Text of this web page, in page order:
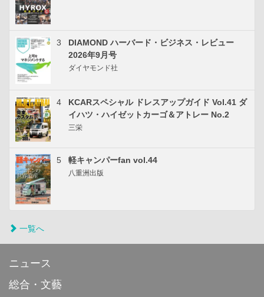
3
DIAMOND ハーバード・ビジネス・レビュー
2026年9月号
ダイヤモンド社
4
KCARスペシャル ドレスアップガイド Vol.41 ダ
イハツ・ハイゼットカーゴ＆アトレー No.2
三栄
5 軽キャンパーfan vol.44
八重洲出版
一覧へ
ニュース
総合・文藝